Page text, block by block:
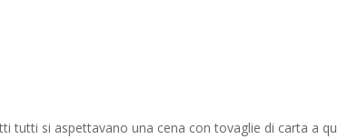
tutti si aspettavano una cena con tovaglie di carta a